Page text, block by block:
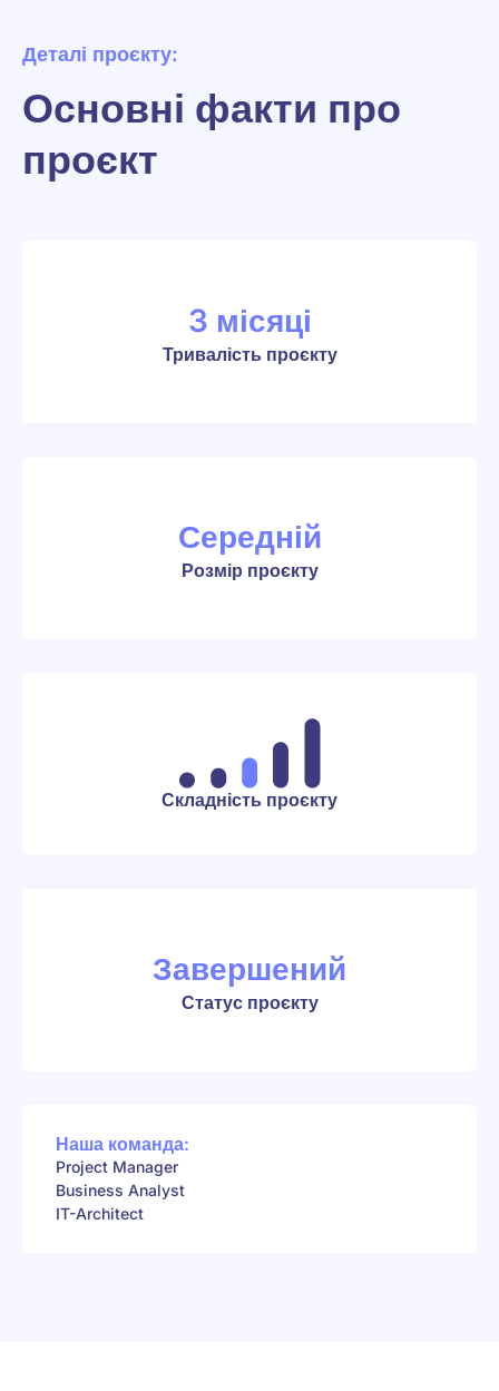
Деталі проєкту:
Основні факти про
проєкт
3 місяці
Тривалість проєкту
Середній
Розмір проєкту
Складність проєкту
Завершений
Статус проєкту
Наша команда:
Project Manager
Business Analyst
IT-Architect